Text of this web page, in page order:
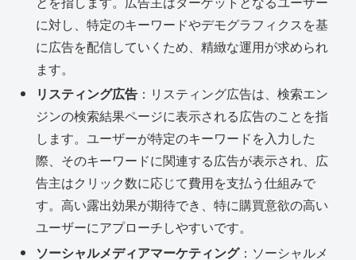
に対し、特定のキーワードやデモグラフィクスを基
に広告を配信していくため、精緻な運用が求められ
ます。
リスティング広告 ：リスティング広告は、検索エン
ジンの検索結果ページに表示される広告のことを指
します。ユーザーが特定のキーワードを入力した
際、そのキーワードに関連する広告が表示され、広
告主はクリック数に応じて費用を支払う仕組みで
す。高い露出効果が期待でき、特に購買意欲の高い
ユーザーにアプローチしやすいです。
ソーシャルメディアマーケティング：ソーシャルメ